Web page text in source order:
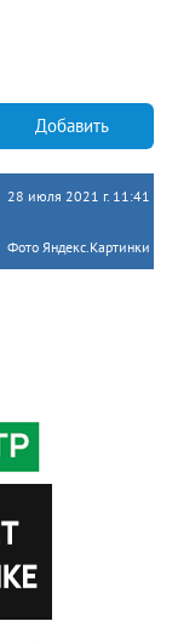
Добавить
28 июля 2021 г. 11:41
Фото Яндекс.Картинки